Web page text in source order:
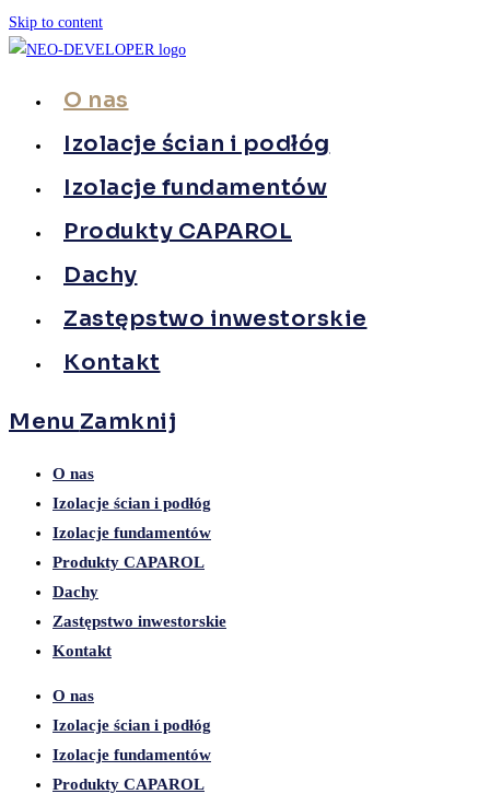
Skip to content
O nas
Izolacje ścian i podłóg
Izolacje fundamentów
Produkty CAPAROL
Dachy
Zastępstwo inwestorskie
Kontakt
Menu Zamknij
O nas
Izolacje ścian i podłóg
Izolacje fundamentów
Produkty CAPAROL
Dachy
Zastępstwo inwestorskie
Kontakt
O nas
Izolacje ścian i podłóg
Izolacje fundamentów
Produkty CAPAROL